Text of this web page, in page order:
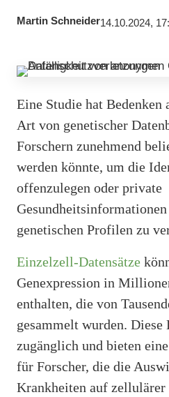
Martin Schneider14.10.2024,
Eine Studie hat Bedenken
Art von genetischer
Forschern zunehmend
werden könnte, um die
offenzulegen oder private
genetischen Profilen zu
Einzelzell-Datensätze
Genexpression in
enthalten, die von
gesammelt wurden.
zugänglich und bieten
für Forscher, die die
Krankheiten auf zellulärer